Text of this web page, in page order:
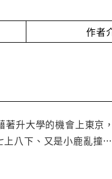
作者
著升大學的機會上東
上八下、又是小鹿亂